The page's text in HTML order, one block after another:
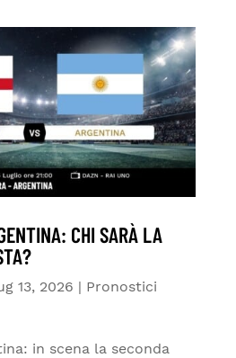
CHI SARÀ LA
13, 2026 | Pronostici
in scena la seconda